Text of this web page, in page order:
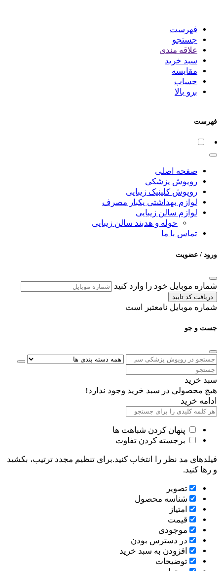
فهرست
جستجو
علاقه مندی
سبد خرید
مقایسه
حساب
برو بالا
فهرست
صفحه اصلی
روپوش پزشکی
روپوش کلینیک زیبایی
لوازم بهداشتی یکبار مصرف
لوازم سالن زیبایی
حوله و هدبند سالن زیبایی
تماس با ما
ورود / عضویت
شماره موبایل خود را وارد کنید
دریافت کد تایید
شماره موبایل نامعتبر است
جست و جو
سبد خرید
هیچ محصولی در سبد خرید وجود ندارد!
ادامه خرید
پنهان کردن شباهت ها
برجسته کردن تفاوت
فیلدهای مد نظر را انتخاب کنید.برای تنظیم مجدد ترتیب، بکشید
و رها کنید.
تصویر
شناسه محصول
امتیاز
قیمت
موجودی
در دسترس بودن
افزودن به سبد خرید
توضیحات